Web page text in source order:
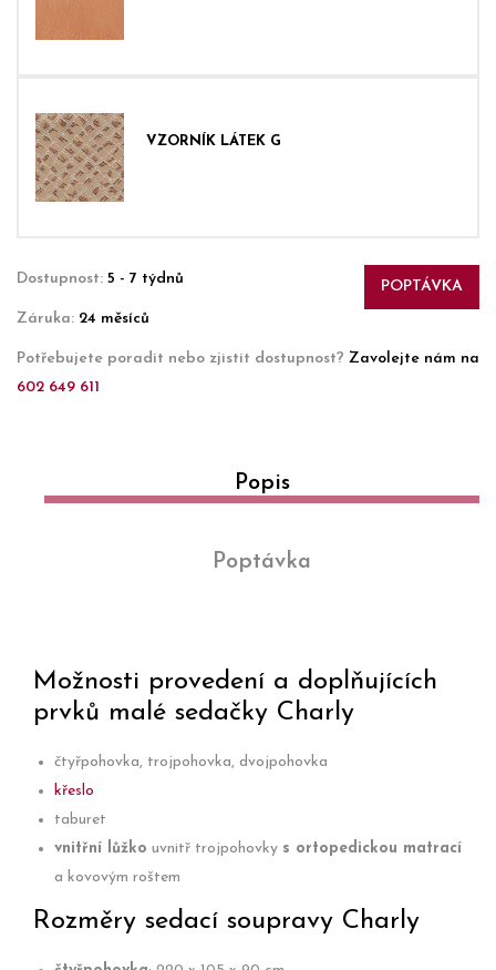
VZORNÍK LÁTEK G
POPTÁVKA
Dostupnost: 5 - 7 týdnů
Záruka: 24 měsíců
Potřebujete poradit nebo zjistit dostupnost? Zavolejte nám na
602 649 611
Popis
Poptávka
Možnosti provedení a doplňujících
prvků malé sedačky Charly
čtyřpohovka, trojpohovka, dvojpohovka
křeslo
taburet
vnitřní lůžko uvnitř trojpohovky s ortopedickou matrací
a kovovým roštem
Rozměry sedací soupravy Charly